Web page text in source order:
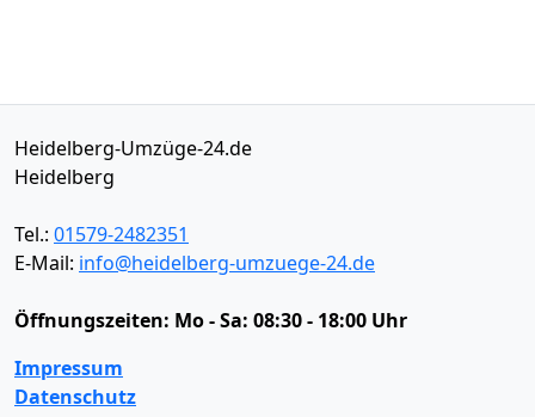
Heidelberg-Umzüge-24.de
Heidelberg
Tel.: 01579-2482351
E-Mail: info@heidelberg-umzuege-24.de
Öffnungszeiten: Mo - Sa: 08:30 - 18:00 Uhr
Impressum
Datenschutz